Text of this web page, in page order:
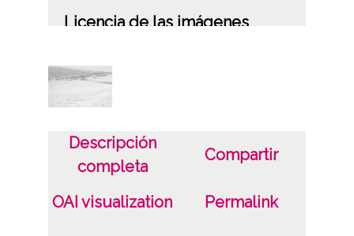
Licencia de las imágenes
Descripción
completa
Compartir
OAI visualization Permalink